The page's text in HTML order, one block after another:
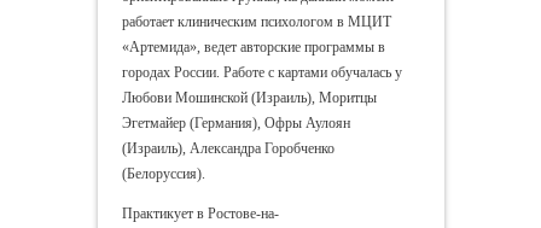
работает клиническим психологом в МЦИТ
«Артемида», ведет авторские программы в
городах России. Работе с картами обучалась у
Любови Мошинской (Израиль), Моритцы
Эгетмайер (Германия), Офры Аулоян
(Израиль), Александра Горобченко
(Белоруссия).
Практикует в Ростове-на-